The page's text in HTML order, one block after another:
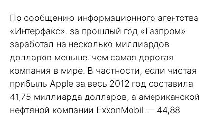
По сообщению информационного агентства
«Интерфакс», за прошлый год «Газпром»
заработал на несколько миллиардов
долларов меньше, чем самая дорогая
компания в мире. В частности, если чистая
прибыль Apple за весь 2012 год составила
41,75 миллиарда долларов, а американской
нефтяной компании ExxonMobil — 44,88